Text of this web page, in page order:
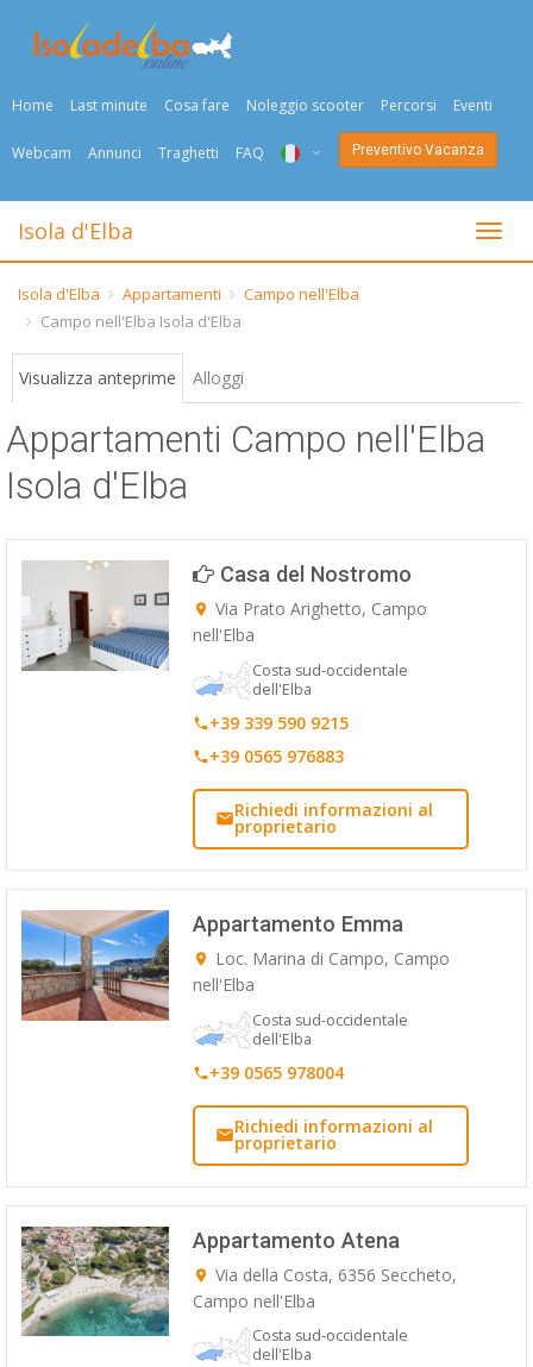
Home Last minute Cosa fare Noleggio scooter Percorsi Eventi
Webcam Annunci Traghetti FAQ
ENG
SLO
Preventivo Vacanza
Togli
Isola d'Elba
Isola d'Elba Appartamenti
Campo nell'Elba
Campo nell'Elba Isola d'Elba
Visualizza anteprime Alloggi
Appartamenti Campo nell'Elba
Isola d'Elba
Casa del Nostromo
Via Prato Arighetto, Campo
nell'Elba
Costa sud-occidentale
dell'Elba
+39 339 590 9215
+39 0565 976883
Richiedi informazioni al
proprietario
Appartamento Emma
Loc. Marina di Campo, Campo
nell'Elba
Costa sud-occidentale
dell'Elba
+39 0565 978004
Richiedi informazioni al
proprietario
Appartamento Atena
Via della Costa, 6356 Seccheto,
Campo nell'Elba
Costa sud-occidentale
dell'Elba